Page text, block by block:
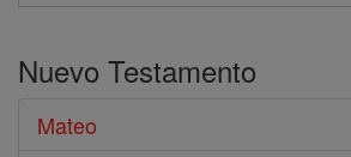
Buscar
Biblia
Nuevo Testamento
Mateo